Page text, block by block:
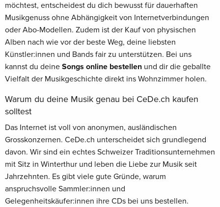
möchtest, entscheidest du dich bewusst für dauerhaften
Musikgenuss ohne Abhängigkeit von Internetverbindungen
oder Abo-Modellen. Zudem ist der Kauf von physischen
Alben nach wie vor der beste Weg, deine liebsten
Künstler:innen und Bands fair zu unterstützen. Bei uns
kannst du deine Songs online bestellen und dir die geballte
Vielfalt der Musikgeschichte direkt ins Wohnzimmer holen.
Warum du deine Musik genau bei CeDe.ch kaufen
solltest
Das Internet ist voll von anonymen, ausländischen
Grosskonzernen. CeDe.ch unterscheidet sich grundlegend
davon. Wir sind ein echtes Schweizer Traditionsunternehmen
mit Sitz in Winterthur und leben die Liebe zur Musik seit
Jahrzehnten. Es gibt viele gute Gründe, warum
anspruchsvolle Sammler:innen und
Gelegenheitskäufer:innen ihre CDs bei uns bestellen.